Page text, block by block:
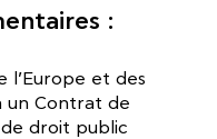
:
l’Europe et des
un Contrat de
de droit public